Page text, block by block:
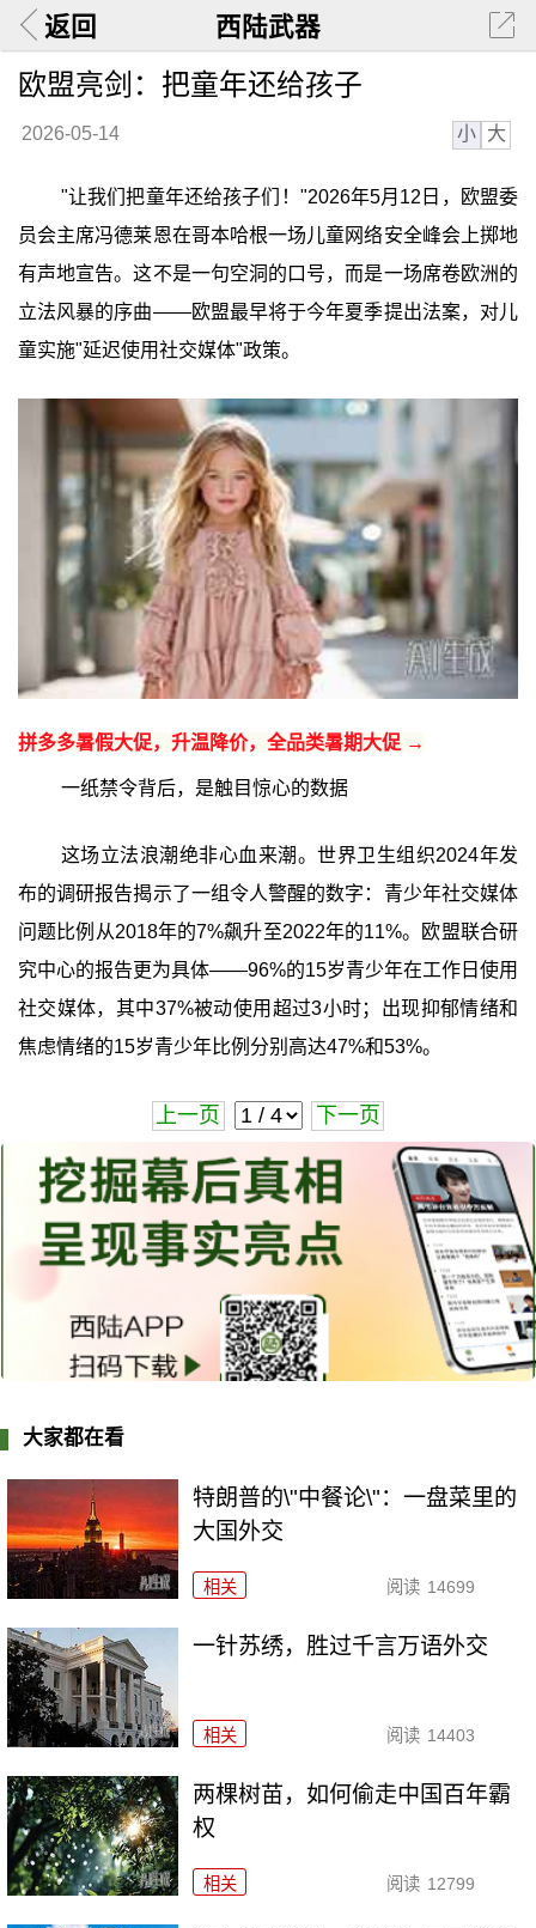
返回 西陆武器
欧盟亮剑：把童年还给孩子
2026-05-14 小 大
"让我们把童年还给孩子们！"2026年5月12日，欧盟委
员会主席冯德莱恩在哥本哈根一场儿童网络安全峰会上掷地
有声地宣告。这不是一句空洞的口号，而是一场席卷欧洲的
立法风暴的序曲——欧盟最早将于今年夏季提出法案，对儿
童实施"延迟使用社交媒体"政策。
拼多多暑假大促，升温降价，全品类暑期大促 →
一纸禁令背后，是触目惊心的数据
这场立法浪潮绝非心血来潮。世界卫生组织2024年发
布的调研报告揭示了一组令人警醒的数字：青少年社交媒体
问题比例从2018年的7%飙升至2022年的11%。欧盟联合研
究中心的报告更为具体——96%的15岁青少年在工作日使用
社交媒体，其中37%被动使用超过3小时；出现抑郁情绪和
焦虑情绪的15岁青少年比例分别高达47%和53%。
上一页 下一页
大家都在看
特朗普的\"中餐论\"：一盘菜里的
大国外交
相关 阅读 14699
一针苏绣，胜过千言万语外交
相关 阅读 14403
两棵树苗，如何偷走中国百年霸
权
相关 阅读 12799